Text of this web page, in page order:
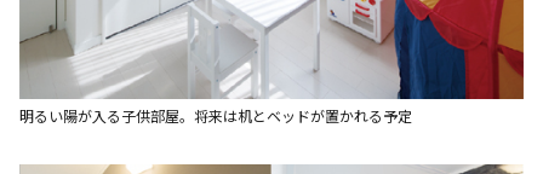
明るい陽が入る子供部屋。将来は机とベッドが置かれる予定